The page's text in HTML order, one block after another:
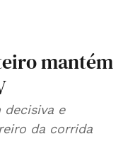
mantém
decisiva e
da corrida